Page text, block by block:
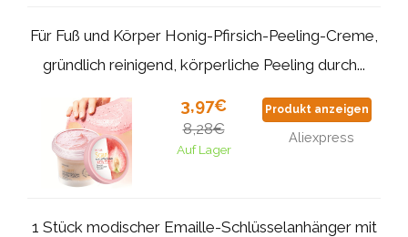
Für Fuß und Körper Honig-Pfirsich-Peeling-Creme,
gründlich reinigend, körperliche Peeling durch...
3,97€
8,28€
Auf Lager
Produkt anzeigen
Aliexpress
1 Stück modischer Emaille-Schlüsselanhänger mit